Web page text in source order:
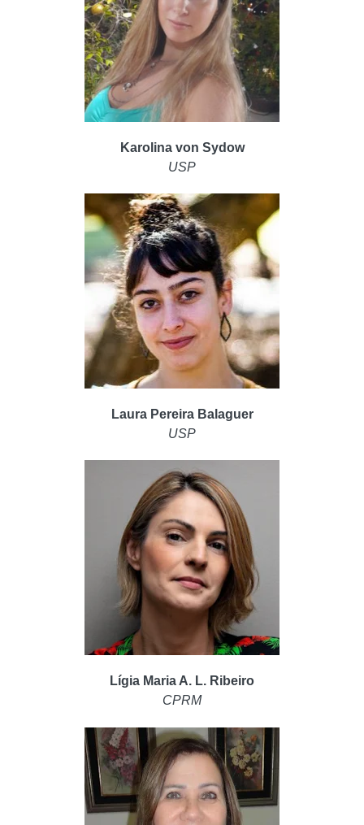
Karolina von Sydow
USP
Laura Pereira Balaguer
USP
Lígia Maria A. L. Ribeiro
CPRM